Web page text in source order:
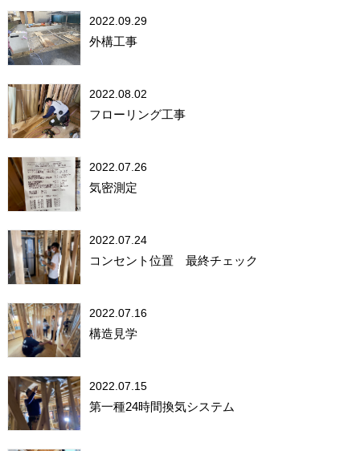
2022.09.29
外構工事
2022.08.02
フローリング工事
2022.07.26
気密測定
2022.07.24
コンセント位置 最終チェック
2022.07.16
構造見学
2022.07.15
第一種24時間換気システム